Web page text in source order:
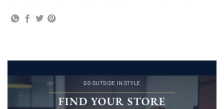
GO OUTSIDE IN STYLE
FIND YOUR STORE